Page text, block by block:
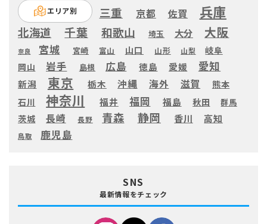
エリア別 三重 京都 佐賀 兵庫
北海道 千葉 和歌山 埼玉 大分 大阪
奈良 宮城 宮崎 富山 山口 山形 山梨
岐阜
岡山
岩手 島根 広島 徳島 愛媛 愛知
新潟 東京 栃木 沖縄 海外 滋賀
熊本
石川
神奈川 福井 福岡 福島 秋田 群馬
茨城 長崎 長野 青森 静岡 香川 高知
鳥取 鹿児島
SNS
最新情報をチェック